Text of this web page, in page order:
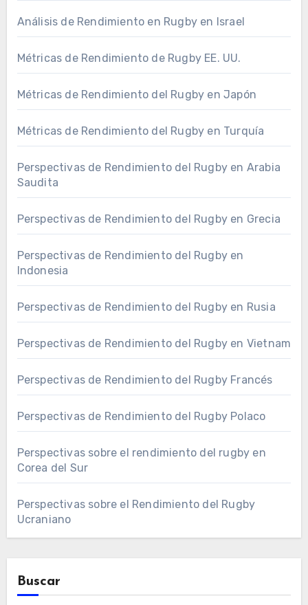
Análisis de Rendimiento en Rugby en Israel
Métricas de Rendimiento de Rugby EE. UU.
Métricas de Rendimiento del Rugby en Japón
Métricas de Rendimiento del Rugby en Turquía
Perspectivas de Rendimiento del Rugby en Arabia
Saudita
Perspectivas de Rendimiento del Rugby en Grecia
Perspectivas de Rendimiento del Rugby en
Indonesia
Perspectivas de Rendimiento del Rugby en Rusia
Perspectivas de Rendimiento del Rugby en Vietnam
Perspectivas de Rendimiento del Rugby Francés
Perspectivas de Rendimiento del Rugby Polaco
Perspectivas sobre el rendimiento del rugby en
Corea del Sur
Perspectivas sobre el Rendimiento del Rugby
Ucraniano
Buscar